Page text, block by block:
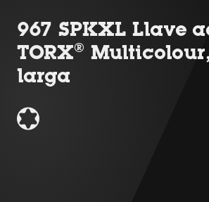
967 SPKXL Llave
TORX®
larga